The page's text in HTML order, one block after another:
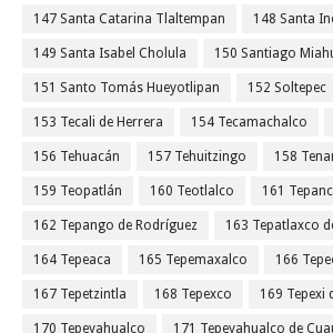
147 Santa Catarina Tlaltempan 148 Santa
149 Santa Isabel Cholula 150 Santiago
151 Santo Tomás Hueyotlipan 152 Soltepec
153 Tecali de Herrera 154 Tecamachalco
156 Tehuacán 157 Tehuitzingo 158
159 Teopatlán 160 Teotlalco 161
162 Tepango de Rodríguez 163 Tepatlaxco
164 Tepeaca 165 Tepemaxalco 166
167 Tepetzintla 168 Tepexco 169 Tepexi
170 Tepeyahualco 171 Tepeyahualco de